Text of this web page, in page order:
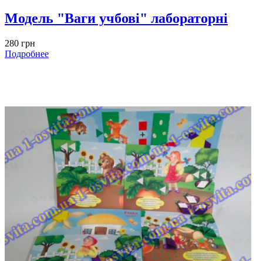
Модель "Ваги учбові" лабораторні
280 грн
Подробнее